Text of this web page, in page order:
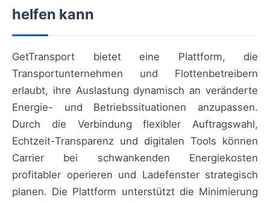
helfen kann
GetTransport bietet eine Plattform, die
Transportunternehmen und Flottenbetreibern
erlaubt, ihre Auslastung dynamisch an veränderte
Energie- und Betriebssituationen anzupassen.
Durch die Verbindung flexibler Auftragswahl,
Echtzeit-Transparenz und digitalen Tools können
Carrier bei schwankenden Energiekosten
profitabler operieren und Ladefenster strategisch
planen. Die Plattform unterstützt die Minimierung